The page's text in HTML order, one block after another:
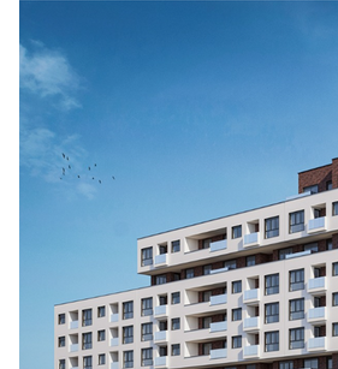
Wohnung 107,92 m² zum #VERKAUF
Wohnung 107,92 m² zum #VERKAUF
€124,100 zu verkaufen
4.7%
3 Schlafzimmer
1 Balkon Mehr